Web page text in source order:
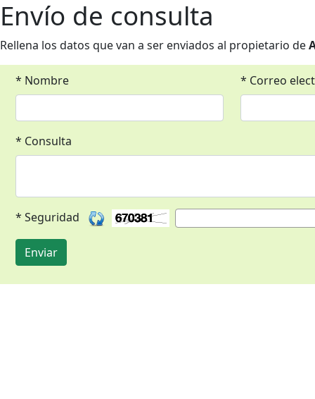
Envío de consulta
Rellena los datos que van a ser enviados al propietario de
* Nombre * Correo
* Consulta
* Seguridad
Enviar